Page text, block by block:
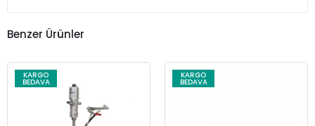
Benzer Ürünler
KARGO
BEDAVA
KARGO
BEDAVA